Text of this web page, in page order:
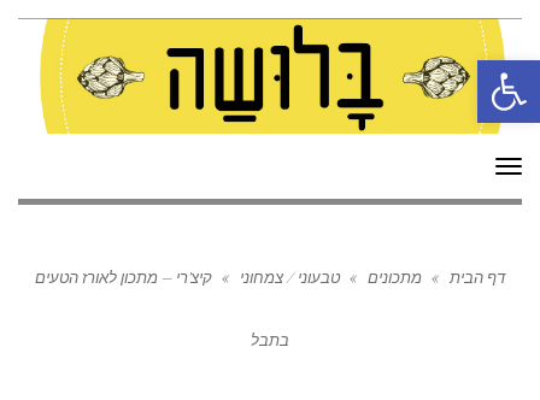
פתח סרגל נגישות
תפריט
דף הבית » מתכונים » טבעוני / צמחוני » קיצ'רי – מתכון לאורז הטעים
בתבל